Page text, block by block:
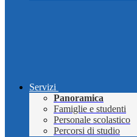
Servizi
Panoramica
Famiglie e studenti
Personale scolastico
Percorsi di studio